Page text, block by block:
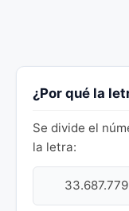
¿Por qué la
Se divide el
la letra: